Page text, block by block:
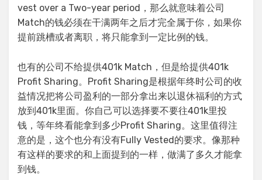
vest over a Two-year period，那么就意味着公司
Match的钱必须在干满两年之后才完全属于你，如果你
提前跳槽或者离职，将只能拿到一定比例的钱。
也有的公司不给提供401k Match，但是给提供401k
Profit Sharing。Profit Sharing是根据年终时公司的收
益情况把将公司盈利的一部分拿出来以退休福利的方式
放到401k里面。你自己可以选择要不要往401k里投
钱，等年终看能拿到多少Profit Sharing。这里值得注
意的是，这个也分有没有Fully Vested的要求。像那种
有这样的要求的和上面提到的一样，做满了多久才能拿
到钱。